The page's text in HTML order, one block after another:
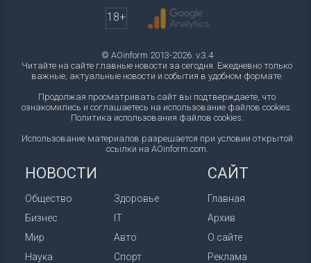
18+
© AOinform 2013-2026. v.3.4
Читайте на сайте главные новости за сегодня. Ежедневно только
важные, актуальные новости и события в удобном формате.
Продолжая просматривать сайт вы подтверждаете, что
ознакомились и соглашаетесь на использование файлов cookies.
Политика использования файлов cookies.
Использование материалов разрешается при условии открытой
ссылки на AOinform.com.
НОВОСТИ
Общество
Бизнес
Мир
Наука
Здоровье
IT
Авто
Спорт
САЙТ
Главная
Архив
О сайте
Реклама